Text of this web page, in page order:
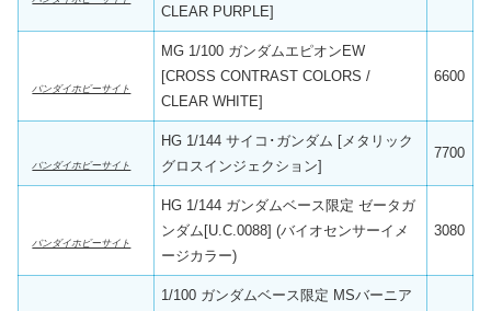
CLEAR PURPLE]
バンダイホビーサイト
MG 1/100 ガンダムエピオンEW
[CROSS CONTRAST COLORS /
CLEAR WHITE]
6600
バンダイホビーサイト
HG 1/144 サイコ･ガンダム [メタリック
グロスインジェクション]
7700
バンダイホビーサイト
HG 1/144 ガンダムベース限定 ゼータガ
ンダム[U.C.0088] (バイオセンサーイメ
ージカラー)
3080
1/100 ガンダムベース限定 MSバーニア